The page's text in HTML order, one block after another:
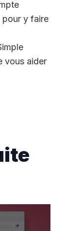
pour y faire
vous aider